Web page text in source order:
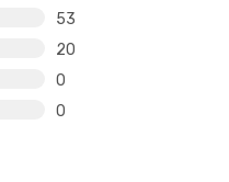
53
20
0
0